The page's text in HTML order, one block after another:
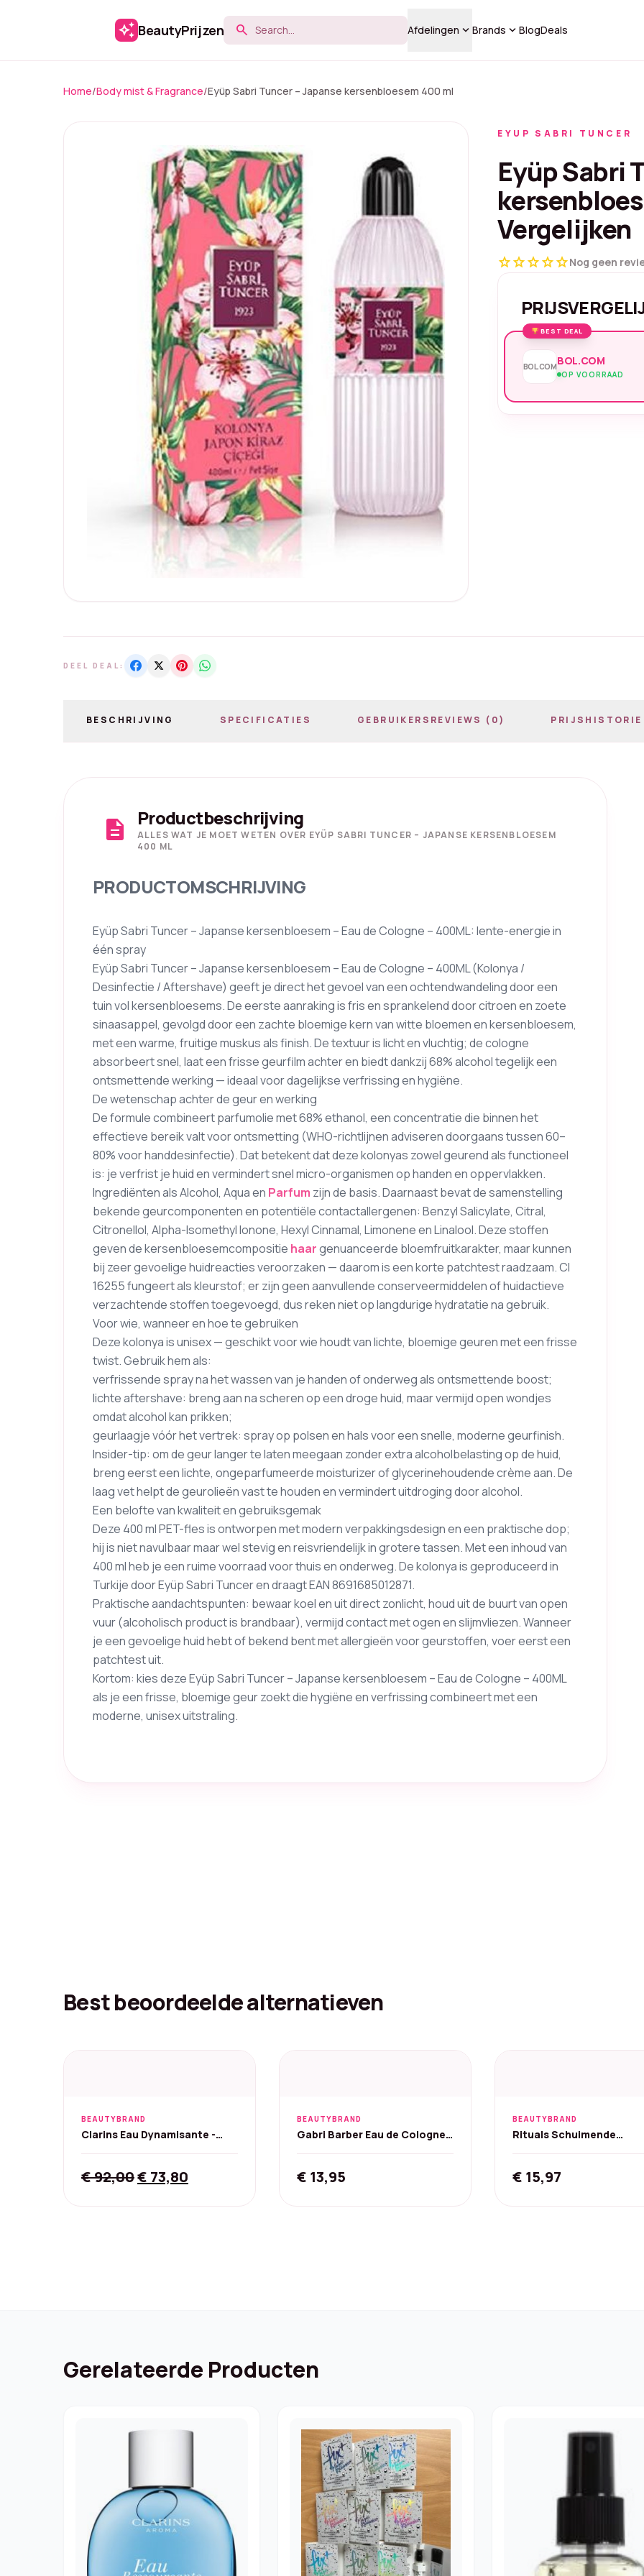
auto_awesome BeautyPrijzen search Afdelingen keyboard_arrow_downBrands keyboard_arrow_downBlogDeals
Home/Body mist & Fragrance/Eyüp Sabri Tuncer – Japanse kersenbloesem 400 ml
EYUP SABRI TUNCER
Eyüp Sabri
Vergelijken
starstarstarstarstarNog geen
BEST DEAL
BOL.COMBOL.COM
OP VOORRAAD
DEEL DEAL:
BESCHRIJVING SPECIFICATIES GEBRUIKERSREVIEWS (0) PRIJSHISTORIE
description Productbeschrijving
ALLES WAT JE MOET WETEN OVER EYÜP SABRI TUNCER – JAPANSE KERSENBLOESEM
400 ML
PRODUCTOMSCHRIJVING
Eyüp Sabri Tuncer – Japanse kersenbloesem – Eau de Cologne – 400ML: lente-energie in
één spray
Eyüp Sabri Tuncer – Japanse kersenbloesem – Eau de Cologne – 400ML (Kolonya /
Desinfectie / Aftershave) geeft je direct het gevoel van een ochtendwandeling door een
tuin vol kersenbloesems. De eerste aanraking is fris en sprankelend door citroen en zoete
sinaasappel, gevolgd door een zachte bloemige kern van witte bloemen en kersenbloesem,
met een warme, fruitige muskus als finish. De textuur is licht en vluchtig; de cologne
absorbeert snel, laat een frisse geurfilm achter en biedt dankzij 68% alcohol tegelijk een
ontsmettende werking — ideaal voor dagelijkse verfrissing en hygiëne.
De wetenschap achter de geur en werking
De formule combineert parfumolie met 68% ethanol, een concentratie die binnen het
effectieve bereik valt voor ontsmetting (WHO-richtlijnen adviseren doorgaans tussen 60–
80% voor handdesinfectie). Dat betekent dat deze kolonyas zowel geurend als functioneel
is: je verfrist je huid en vermindert snel micro-organismen op handen en oppervlakken.
Ingrediënten als Alcohol, Aqua en Parfum zijn de basis. Daarnaast bevat de samenstelling
bekende geurcomponenten en potentiële contactallergenen: Benzyl Salicylate, Citral,
Citronellol, Alpha-Isomethyl Ionone, Hexyl Cinnamal, Limonene en Linalool. Deze stoffen
geven de kersenbloesemcompositie haargenuanceerde bloemfruitkarakter, maar kunnen
bij zeer gevoelige huidreacties veroorzaken — daarom is een korte patchtest raadzaam. CI
16255 fungeert als kleurstof; er zijn geen aanvullende conserveermiddelen of huidactieve
verzachtende stoffen toegevoegd, dus reken niet op langdurige hydratatie na gebruik.
Voor wie, wanneer en hoe te gebruiken
Deze kolonya is unisex — geschikt voor wie houdt van lichte, bloemige geuren met een frisse
twist. Gebruik hem als:
verfrissende spray na het wassen van je handen of onderweg als ontsmettende boost;
lichte aftershave: breng aan na scheren op een droge huid, maar vermijd open wondjes
omdat alcohol kan prikken;
geurlaagje vóór het vertrek: spray op polsen en hals voor een snelle, moderne geurfinish.
Insider-tip: om de geur langer te laten meegaan zonder extra alcoholbelasting op de huid,
breng eerst een lichte, ongeparfumeerde moisturizer of glycerinehoudende crème aan. De
laag vet helpt de geurolieën vast te houden en vermindert uitdroging door alcohol.
Een belofte van kwaliteit en gebruiksgemak
Deze 400 ml PET-fles is ontworpen met modern verpakkingsdesign en een praktische dop;
hij is niet navulbaar maar wel stevig en reisvriendelijk in grotere tassen. Met een inhoud van
400 ml heb je een ruime voorraad voor thuis en onderweg. De kolonya is geproduceerd in
Turkije door Eyüp Sabri Tuncer en draagt EAN 8691685012871.
Praktische aandachtspunten: bewaar koel en uit direct zonlicht, houd uit de buurt van open
vuur (alcoholisch product is brandbaar), vermijd contact met ogen en slijmvliezen. Wanneer
je een gevoelige huid hebt of bekend bent met allergieën voor geurstoffen, voer eerst een
patchtest uit.
Kortom: kies deze Eyüp Sabri Tuncer – Japanse kersenbloesem – Eau de Cologne – 400ML
als je een frisse, bloemige geur zoekt die hygiëne en verfrissing combineert met een
moderne, unisex uitstraling.
Best beoordeelde alternatieven
BEAUTYBRAND
Clarins Eau Dynamisante -
€92,00Original
€ 73,80
BEAUTYBRAND
Gabri Barber Eau de Cologne
€ 13,95
BEAUTYBRAND
Rituals Schuimende
€ 15,97
Gerelateerde Producten